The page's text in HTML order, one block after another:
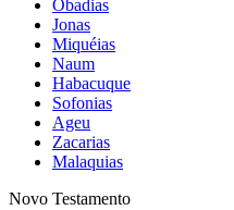
Obadias
Jonas
Miquéias
Naum
Habacuque
Sofonias
Ageu
Zacarias
Malaquias
Novo Testamento